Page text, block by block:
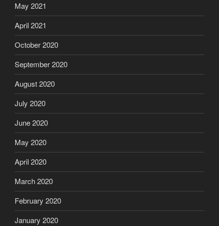
May 2021
April 2021
October 2020
September 2020
August 2020
July 2020
June 2020
May 2020
April 2020
March 2020
February 2020
January 2020